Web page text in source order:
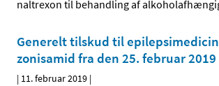
naltrexon til behandling af
Generelt tilskud til
zonisamid fra den 25. februar 2019
| 11. februar 2019 |